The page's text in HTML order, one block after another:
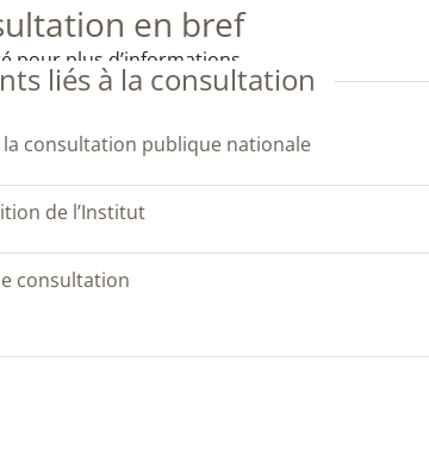
en bref
pour plus d’informations.
liés à la consultation
la consultation publique nationale
de l’Institut
consultation